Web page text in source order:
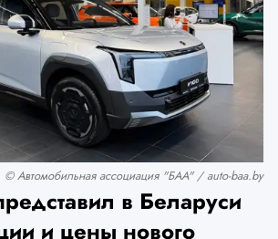
© Автомобильная ассоциация "БАА" / auto-baa.by
в Беларуси
и цены нового